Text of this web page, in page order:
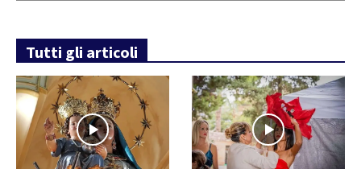
Tutti gli articoli